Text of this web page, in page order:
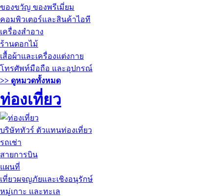
ของขวัญ ของพรีเมี่ยม
คอมพิวเตอร์และสินค้าไอที
เครื่องสำอาง
ร้านดอกไม้
เสื้อผ้าและเครื่องแต่งกาย
โทรศัพท์มือถือ และอุปกรณ์
>> ดูหมวดทั้งหมด
ท่องเที่ยว
บริษัททัวร์ ตัวแทนท่องเที่ยว
รถเช่า
สายการบิน
แผนที่
เที่ยวผจญภัยและเชิงอนุรักษ์
หมู่เกาะ และทะเล